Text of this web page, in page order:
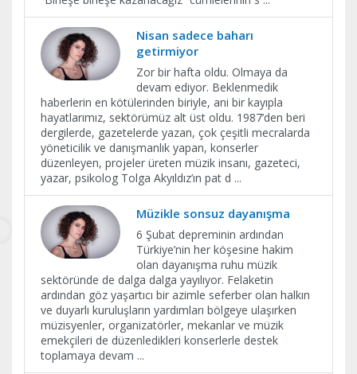
Nisan sadece baharı
getirmiyor
Zor bir hafta oldu. Olmaya da
devam ediyor. Beklenmedik
haberlerin en kötülerinden biriyle, ani bir kayıpla
hayatlarımız, sektörümüz alt üst oldu. 1987’den beri
dergilerde, gazetelerde yazan, çok çeşitli mecralarda
yöneticilik ve danışmanlık yapan, konserler
düzenleyen, projeler üreten müzik insanı, gazeteci,
yazar, psikolog Tolga Akyıldız’ın pat d ...
Müzikle sonsuz dayanışma
6 Şubat depreminin ardından
Türkiye’nin her köşesine hakim
olan dayanışma ruhu müzik
sektöründe de dalga dalga yayılıyor. Felaketin
ardından göz yaşartıcı bir azimle seferber olan halkın
ve duyarlı kuruluşların yardımları bölgeye ulaşırken
müzisyenler, organizatörler, mekanlar ve müzik
emekçileri de düzenledikleri konserlerle destek
toplamaya devam ...